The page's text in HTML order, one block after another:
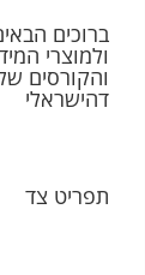
ברוכים
ולמוצרי
והקורסים
דהישראלי
תפריט צד